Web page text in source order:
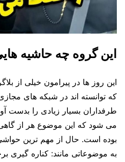
این گروه چه حاشیه
این روز ها در پیرامون خیلی از
که توانسته اند در شبکه های
طرفداران بسیار زیادی را بدست
می شود که این موضوع هر از
بوده است. حال از مهم ترین
به موضوعاتی مانند: کناره گیری